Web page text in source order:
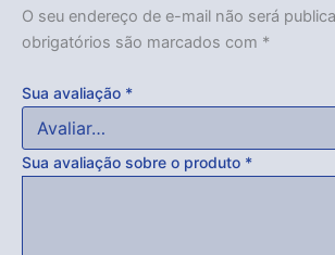
O seu endereço de e-mail não será
obrigatórios são marcados com *
Sua avaliação *
Sua avaliação sobre o produto *